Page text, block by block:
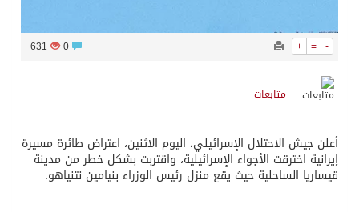
+ = -
631
متابعات
أعلن جيش الاحتلال الإسرائيلي، اليوم الاثنين، اعتراض طائرة مسيرة
إيرانية اخترقت الأجواء الإسرائيلية، واقتربت بشكل خطر من مدينة
قيساريا الساحلية حيث يقع منزل رئيس الوزراء بنيامين نتنياهو.